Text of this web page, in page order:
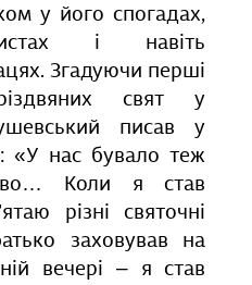
у його спогадах,
і навіть
Згадуючи перші
свят у
писав у
«У нас бувало теж
Коли я став
різні святочні
заховував на
вечері – я став